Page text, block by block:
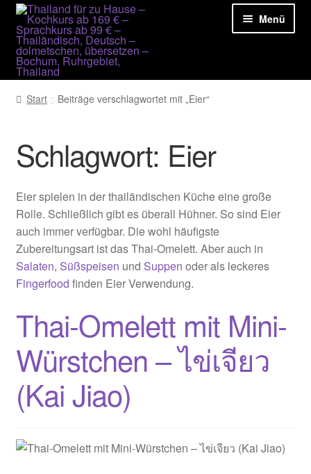
Zur
Navigation
springen
Zum
Inhalt
springen
Menü
Unsere Leistungen
Kontakt
Start Beiträge verschlagwortet mit „Eier“
Schlagwort: Eier
Eier spielen in der thailändischen Küche eine große
Rolle. Schließlich gibt es überall Hühner. So sind Eier
auch immer verfügbar. Die wohl häufigste
Zubereitungsart ist das Thai-Omelett. Aber auch in
Salaten, Süßspeisen und Suppen oder als leckeres
Fingerfood finden Eier Verwendung.
Thai-Omelett mit Mini-
Würstchen – ไข่เจียว
(Kai Jiao)